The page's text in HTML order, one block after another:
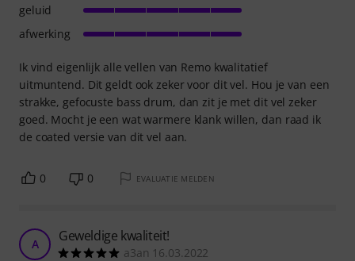
Ik vind eigenlijk alle vellen van Remo kwalitatief
uitmuntend. Dit geldt ook zeker voor dit vel. Hou je van een
strakke, gefocuste bass drum, dan zit je met dit vel zeker
goed. Mocht je een wat warmere klank willen, dan raad ik
de coated versie van dit vel aan.
geluid
afwerking
0 0 EVALUATIE MELDEN
A Geweldige kwaliteit!
a3an 16.03.2022